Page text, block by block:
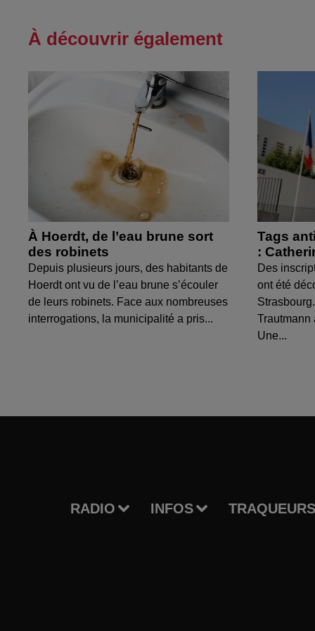
À découvrir également
À Hoerdt, de l’eau brune sort
des robinets
Depuis plusieurs jours, des habitants de
Hoerdt ont vu de l’eau brune s’écouler
de leurs robinets. Face aux nombreuses
interrogations, la municipalité a pris...
Tags
:
Des
ont été
Trautmann
Une...
RADIO INFOS